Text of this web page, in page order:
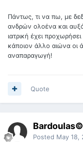
Πάντως, τι να πω, με
ανδρών ολοένα και
ιατρική έχει
κάποιον άλλο αιώνα οι
αναπαραγωγή!
Quote
Bardoulas©
Posted May 18,